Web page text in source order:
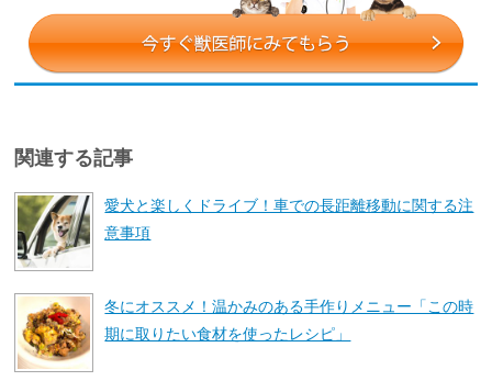
関連する記事
愛犬と楽しくドライブ！車での長距離移動に関する注
意事項
冬にオススメ！温かみのある手作りメニュー「この時
期に取りたい食材を使ったレシピ」